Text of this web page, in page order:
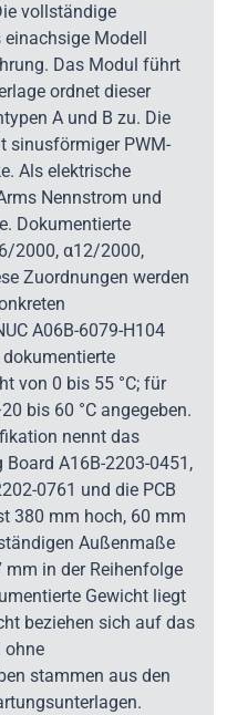
vollständige
Modell
Das Modul führt
ordnet dieser
A und B zu. Die
sinusförmiger PWM-
Als elektrische
Nennstrom und
Dokumentierte
2000, α12/2000,
Zuordnungen werden
A06B-6079-H104
von 0 bis 55 °C; für
bis 60 °C angegeben.
nennt das
A16B-2203-0451,
0761 und die PCB
380 mm hoch, 60 mm
Außenmaße
in der Reihenfolge
Gewicht liegt
beziehen sich auf das
ohne
stammen aus den